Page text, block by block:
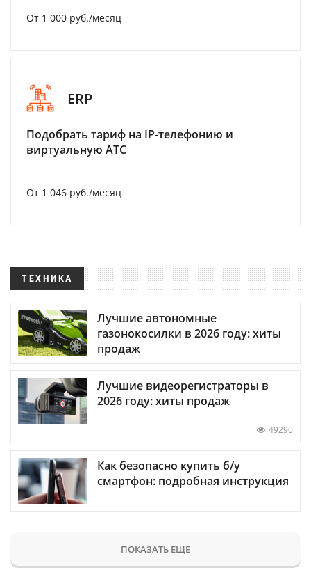
От 1 000 руб./месяц
ERP
Подобрать тариф на IP-телефонию и
виртуальную АТС
От 1 046 руб./месяц
ТЕХНИКА
Лучшие автономные
газонокосилки в 2026 году: хиты
продаж
Лучшие видеорегистраторы в
2026 году: хиты продаж
49290
Как безопасно купить б/у
смартфон: подробная инструкция
ПОКАЗАТЬ ЕЩЕ